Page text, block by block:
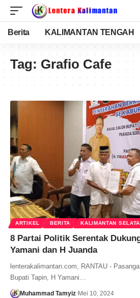
Berita KALIMANTAN TENGAH
Tag: Grafio Cafe
ARTIKEL BERITA KALIMANTAN
8 Partai Politik Serentak
Yamani dan H Juanda
lenterakalimantan.com, RANTAU -
Bupati Tapin, H Yamani…
Muhammad Tamyiz Mei 10, 2024